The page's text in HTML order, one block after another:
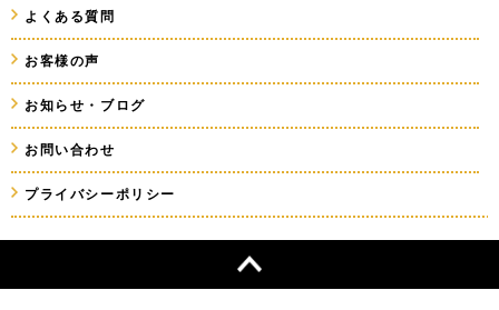
よくある質問
お客様の声
お知らせ・ブログ
お問い合わせ
プライバシーポリシー